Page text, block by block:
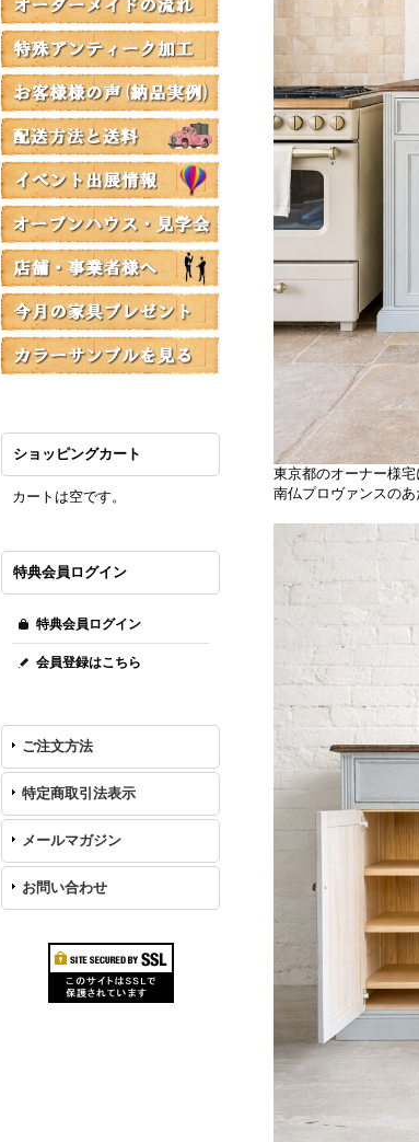
ショッピングカート
カートは空です。
特典会員ログイン
特典会員ログイン
会員登録はこちら
ご注文方法
特定商取引法表示
メールマガジン
お問い合わせ
東京都のオーナー様
南仏プロヴァンスの